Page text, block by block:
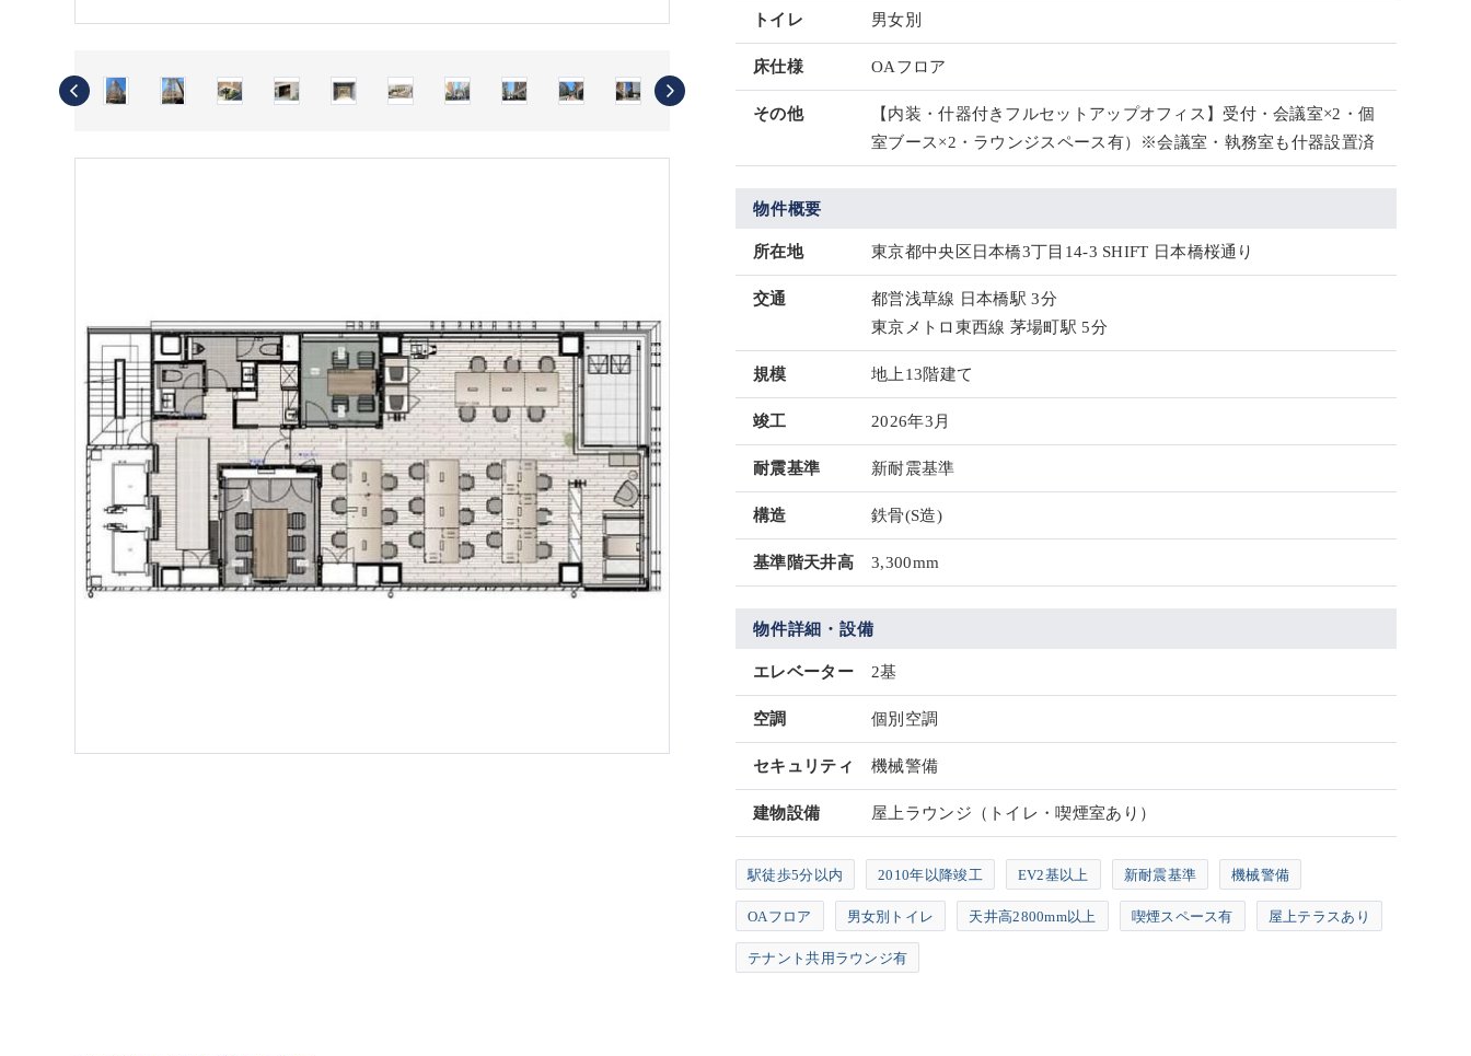
トイレ 男女別
床仕様 OAフロア
その他
【内装・什器付きフルセットアップオフィス】受付・会議室×2・個
室ブース×2・ラウンジスペース有）※会議室・執務室も什器設置済
物件概要
所在地 東京都中央区日本橋3丁目14-3 SHIFT 日本橋桜通り
交通
都営浅草線 日本橋駅 3分
東京メトロ東西線 茅場町駅 5分
規模 地上13階建て
竣工 2026年3月
耐震基準 新耐震基準
構造 鉄骨(S造)
基準階天井高 3,300mm
物件詳細・設備
エレベーター 2基
空調 個別空調
セキュリティ 機械警備
建物設備 屋上ラウンジ（トイレ・喫煙室あり）
駅徒歩5分以内 2010年以降竣工 EV2基以上 新耐震基準 機械警備
OAフロア 男女別トイレ 天井高2800mm以上 喫煙スペース有 屋上テラスあり
テナント共用ラウンジ有